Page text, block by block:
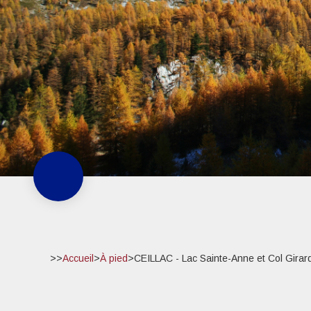
>>Accueil >À pied>CEILLAC - Lac Sainte-Anne et Col